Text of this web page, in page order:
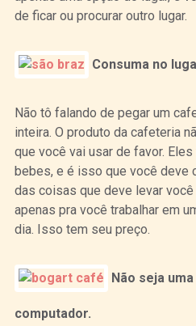
de ficar ou procurar outro lugar.
Consuma no
Não tô falando de pegar um
inteira. O produto da cafeteria
que você vai usar de favor.
bebes, e é isso que você deve
das coisas que deve levar você
apenas pra você trabalhar em
dia. Isso tem seu preço.
Não seja
computador.